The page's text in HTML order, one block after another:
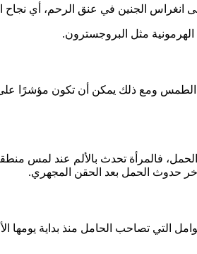
انغراس الجنين في عنق الرحم، أي نجاح
الهرمونية مثل البروجسترون.
ومع ذلك يمكن أن تكون مؤشرًا على
فالمرأة تحدث بالألم عند لمس
حدوث الحمل بعد الحقن المجهري.
التي تصاحب الحامل منذ بداية يومها